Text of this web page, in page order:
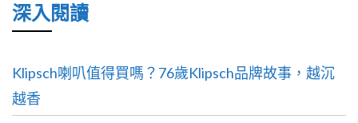
深入閱讀
Klipsch喇叭值得買嗎？76歲Klipsch品牌故事，越沉
越香